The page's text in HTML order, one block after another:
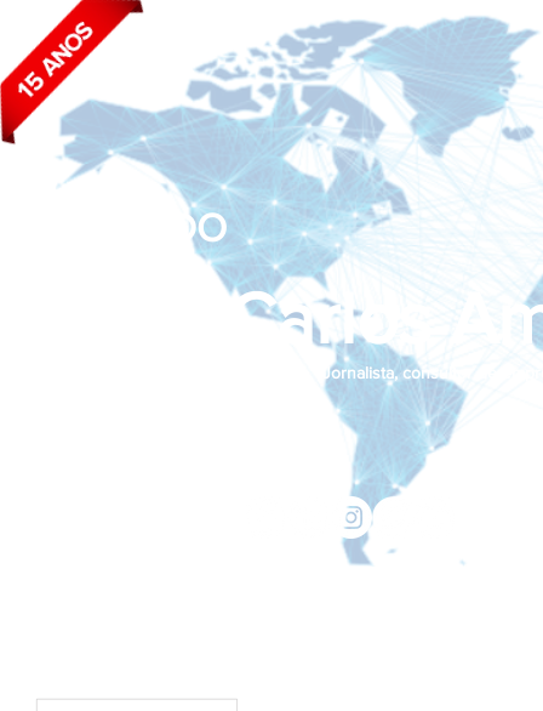
João Carlos
BLOG DO
Jornalista, consultor de